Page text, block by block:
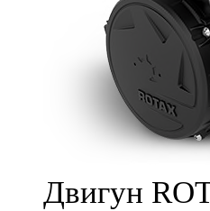
Двигун